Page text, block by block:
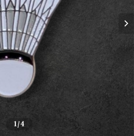
1/4